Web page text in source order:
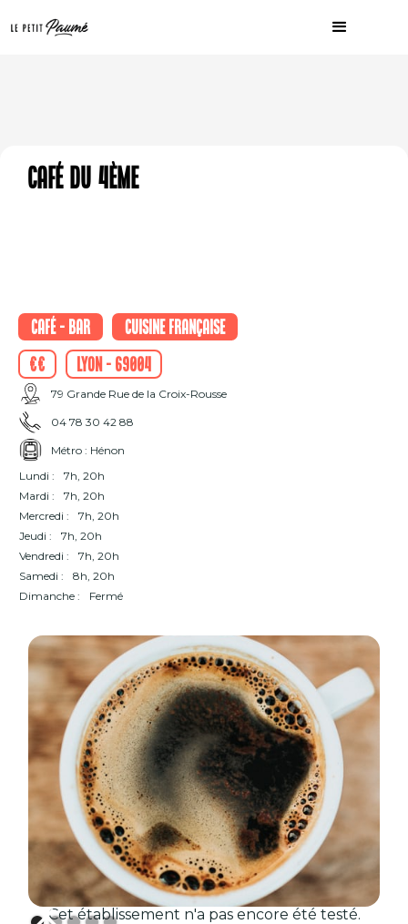
Café du 4ème
Café - Bar
Cuisine française
€€
Lyon - 69004
79 Grande Rue de la Croix-Rousse
04 78 30 42 88
Métro : Hénon
Lundi :
7h, 20h
Mardi :
7h, 20h
Mercredi :
7h, 20h
Jeudi :
7h, 20h
Vendredi :
7h, 20h
Samedi :
8h, 20h
Dimanche :
Fermé
Cet établissement n'a pas encore été testé.